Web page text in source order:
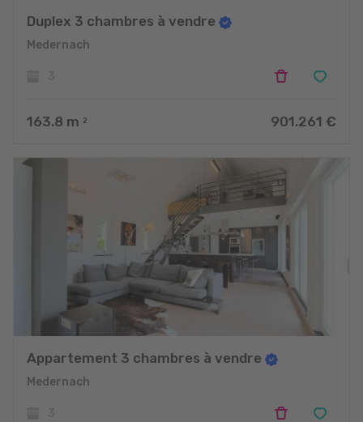
Duplex 3 chambres à vendre
Medernach
163.8 m 2 901.261 €
Appartement 3 chambres à vendre
Medernach